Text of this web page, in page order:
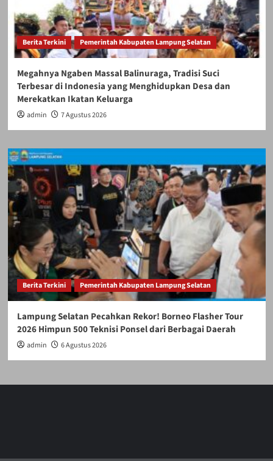
Berita Terkini Pemerintah Kabupaten Lampung Selatan
Megahnya Ngaben Massal Balinuraga, Tradisi Suci
Terbesar di Indonesia yang Menghidupkan Desa dan
Merekatkan Ikatan Keluarga
admin 7 Agustus 2026
Berita Terkini Pemerintah Kabupaten Lampung Selatan
Lampung Selatan Pecahkan Rekor! Borneo Flasher Tour
2026 Himpun 500 Teknisi Ponsel dari Berbagai Daerah
admin 6 Agustus 2026